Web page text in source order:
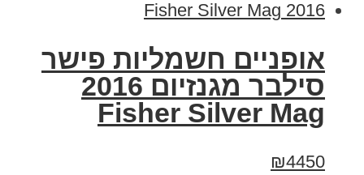
אופניים חשמליות פישר
סילבר מגנזיום 2016
Fisher Silver Mag
₪4450